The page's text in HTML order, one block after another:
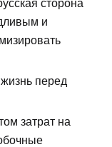
сторона
и
перед
затрат на